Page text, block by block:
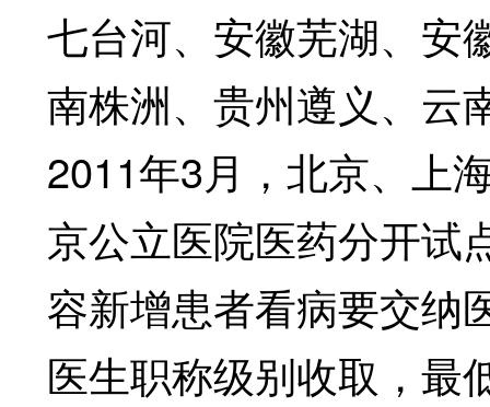
七台河、安徽芜湖、安
南株洲、贵州遵义、云
2011年3月，北京、上
京公立医院医药分开试
容新增患者看病要交纳
医生职称级别收取，最